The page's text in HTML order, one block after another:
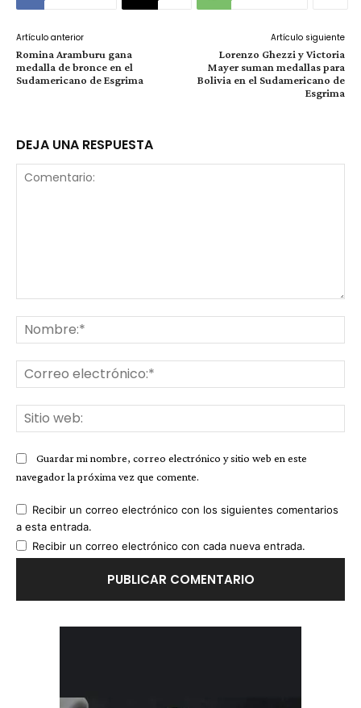
Artículo anterior
Romina Aramburu gana
medalla de bronce en el
Sudamericano de Esgrima
Artículo siguiente
Lorenzo Ghezzi y Victoria
Mayer suman medallas para
Bolivia en el Sudamericano de
Esgrima
DEJA UNA RESPUESTA
Guardar mi nombre, correo electrónico y sitio web en este
navegador la próxima vez que comente.
Recibir un correo electrónico con los siguientes comentarios
a esta entrada.
Recibir un correo electrónico con cada nueva entrada.